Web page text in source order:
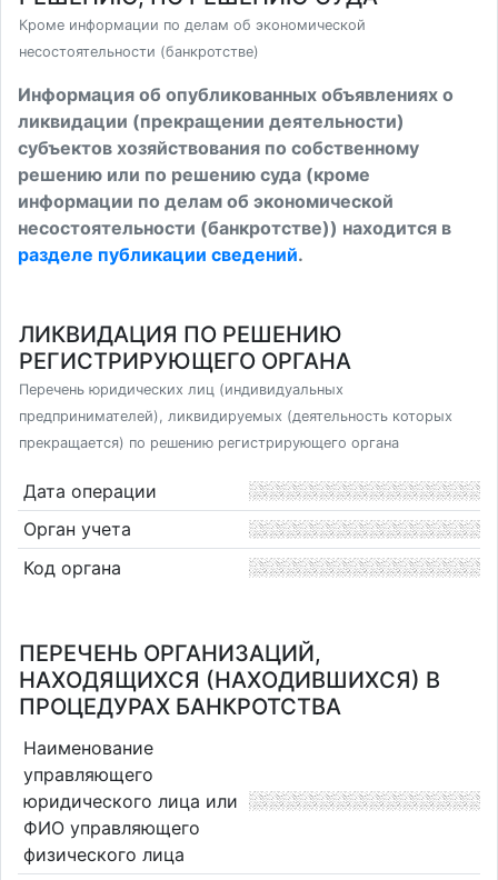
Кроме информации по делам об экономической
несостоятельности (банкротстве)
Информация об опубликованных объявлениях о
ликвидации (прекращении деятельности)
субъектов хозяйствования по собственному
решению или по решению суда (кроме
информации по делам об экономической
несостоятельности (банкротстве)) находится в
разделе публикации сведений.
ЛИКВИДАЦИЯ ПО РЕШЕНИЮ
РЕГИСТРИРУЮЩЕГО ОРГАНА
Перечень юридических лиц (индивидуальных
предпринимателей), ликвидируемых (деятельность которых
прекращается) по решению регистрирующего органа
Дата операции
Орган учета
Код органа
ПЕРЕЧЕНЬ ОРГАНИЗАЦИЙ,
НАХОДЯЩИХСЯ (НАХОДИВШИХСЯ) В
ПРОЦЕДУРАХ БАНКРОТСТВА
Наименование
управляющего
юридического лица или
ФИО управляющего
физического лица